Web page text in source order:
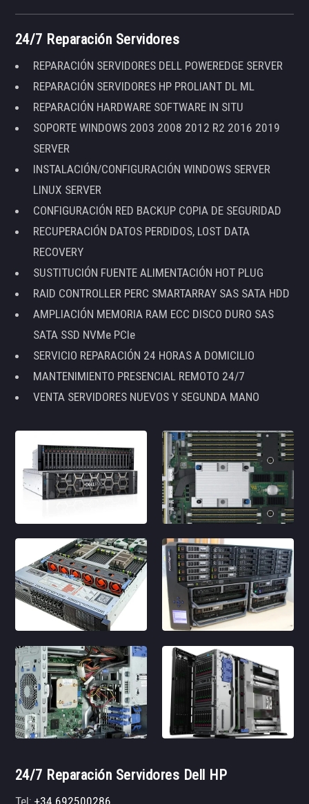
24/7 Reparación Servidores
REPARACIÓN SERVIDORES DELL POWEREDGE SERVER
REPARACIÓN SERVIDORES HP PROLIANT DL ML
REPARACIÓN HARDWARE SOFTWARE IN SITU
SOPORTE WINDOWS 2003 2008 2012 R2 2016 2019
SERVER
INSTALACIÓN/CONFIGURACIÓN WINDOWS SERVER
LINUX SERVER
CONFIGURACIÓN RED BACKUP COPIA DE SEGURIDAD
RECUPERACIÓN DATOS PERDIDOS, LOST DATA
RECOVERY
SUSTITUCIÓN FUENTE ALIMENTACIÓN HOT PLUG
RAID CONTROLLER PERC SMARTARRAY SAS SATA HDD
AMPLIACIÓN MEMORIA RAM ECC DISCO DURO SAS
SATA SSD NVMe PCIe
SERVICIO REPARACIÓN 24 HORAS A DOMICILIO
MANTENIMIENTO PRESENCIAL REMOTO 24/7
VENTA SERVIDORES NUEVOS Y SEGUNDA MANO
24/7 Reparación Servidores Dell HP
Tel:+34 692500286